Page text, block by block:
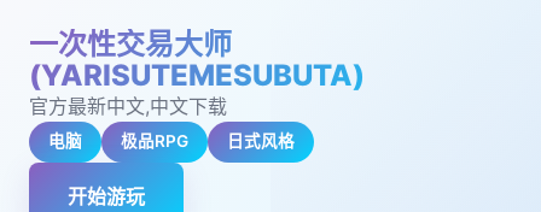
一次性交易大师
(YARISUTEMESUBUTA)
官方最新中文,中文下载
电脑 极品RPG 日式风格
开始游玩